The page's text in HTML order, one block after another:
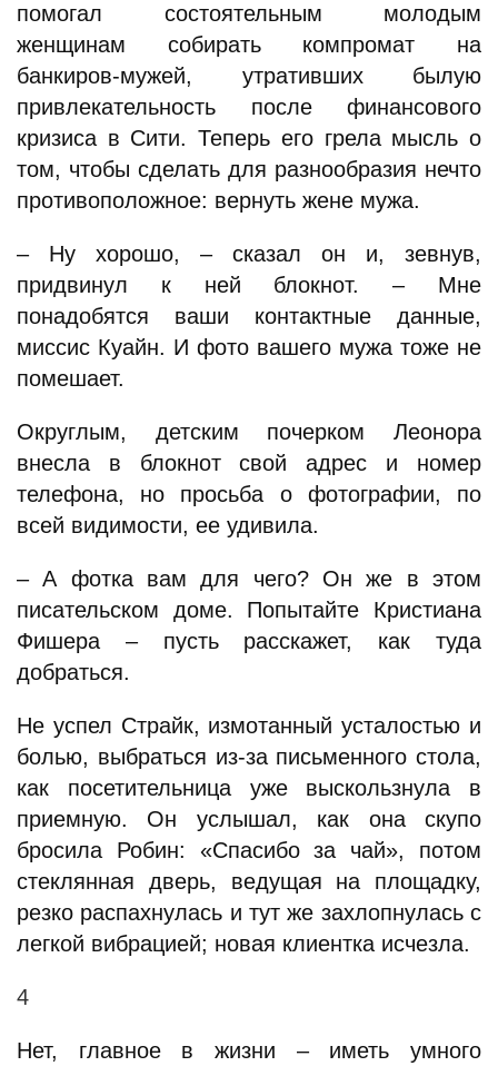
помогал состоятельным молодым
женщинам собирать компромат на
банкиров-мужей, утративших былую
привлекательность после финансового
кризиса в Сити. Теперь его грела мысль о
том, чтобы сделать для разнообразия нечто
противоположное: вернуть жене мужа.
– Ну хорошо, – сказал он и, зевнув,
придвинул к ней блокнот. – Мне
понадобятся ваши контактные данные,
миссис Куайн. И фото вашего мужа тоже не
помешает.
Округлым, детским почерком Леонора
внесла в блокнот свой адрес и номер
телефона, но просьба о фотографии, по
всей видимости, ее удивила.
– А фотка вам для чего? Он же в этом
писательском доме. Попытайте Кристиана
Фишера – пусть расскажет, как туда
добраться.
Не успел Страйк, измотанный усталостью и
болью, выбраться из-за письменного стола,
как посетительница уже выскользнула в
приемную. Он услышал, как она скупо
бросила Робин: «Спасибо за чай», потом
стеклянная дверь, ведущая на площадку,
резко распахнулась и тут же захлопнулась с
легкой вибрацией; новая клиентка исчезла.
4
Нет, главное в жизни – иметь умного